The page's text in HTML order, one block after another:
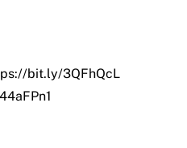
bit.ly/3QFhQcL